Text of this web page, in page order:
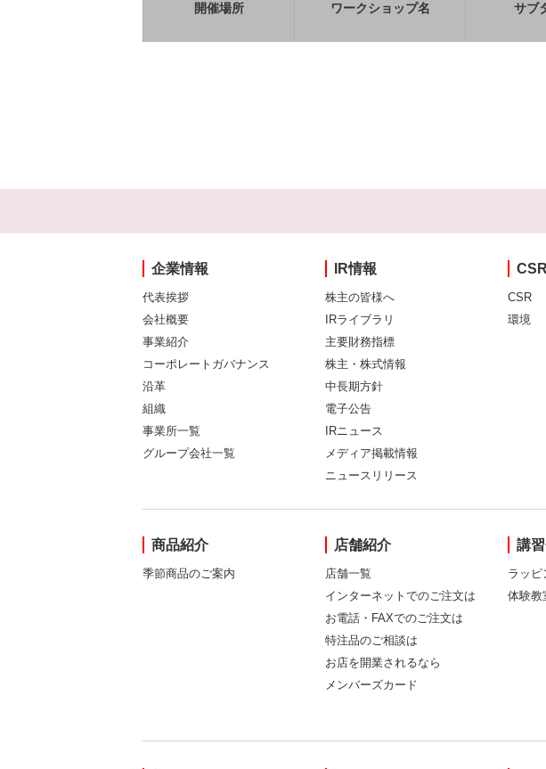
開催場所 ワークショップ名 サブ
企業情報
代表挨拶
会社概要
事業紹介
コーポレートガバナンス
沿革
組織
事業所一覧
グループ会社一覧
IR情報
株主の皆様へ
IRライブラリ
主要財務指標
株主・株式情報
中長期方針
電子公告
IRニュース
メディア掲載情報
ニュースリリース
CSR
環境
商品紹介
季節商品のご案内
店舗紹介
店舗一覧
インターネットでのご注文は
お電話・FAXでのご注文は
特注品のご相談は
お店を開業されるなら
メンバーズカード
講
ラッピ
体験教